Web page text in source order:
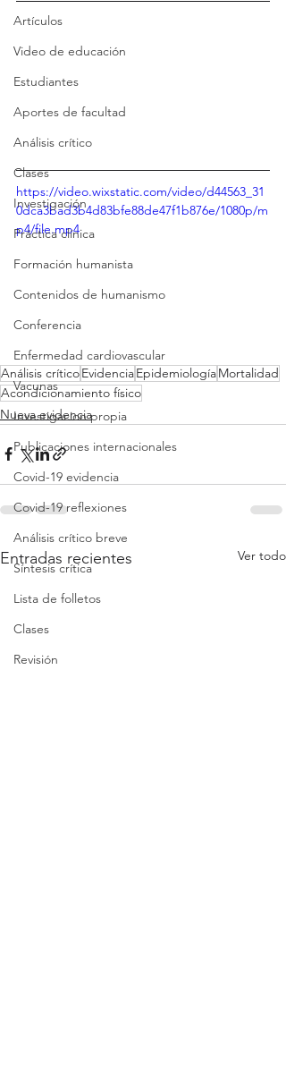
Artículos
Video de educación
Estudiantes
Aportes de facultad
Análisis crítico
Clases
Investigación
Práctica clínica
Formación humanista
Contenidos de humanismo
Conferencia
Enfermedad cardiovascular
Vacunas
Investigacion propia
Publicaciones internacionales
Covid-19 evidencia
Covid-19 reflexiones
Análisis crítico breve
Síntesis crítica
Lista de folletos
Clases
Revisión
https://video.wixstatic.com/video/d44563_31
0dca3bad3b4d83bfe88de47f1b876e/1080p/m
p4/file.mp4
Análisis críticoEvidenciaEpidemiologíaMortalidad
Acondicionamiento físico
Nueva evidencia
Entradas recientes Ver todo